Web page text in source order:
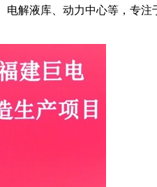
解液库、动力中心等，专注